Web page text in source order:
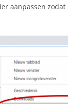
aanpassen